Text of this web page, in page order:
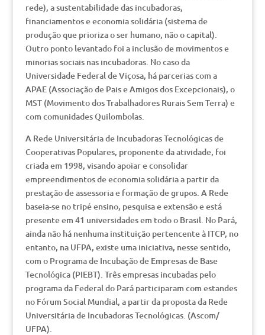
rede), a sustentabilidade das incubadoras,
financiamentos e economia solidária (sistema de
produção que prioriza o ser humano, não o capital).
Outro ponto levantado foi a inclusão de movimentos e
minorias sociais nas incubadoras. No caso da
Universidade Federal de Viçosa, há parcerias com a
APAE (Associação de Pais e Amigos dos Excepcionais), o
MST (Movimento dos Trabalhadores Rurais Sem Terra) e
com comunidades Quilombolas.
A Rede Universitária de Incubadoras Tecnológicas de
Cooperativas Populares, proponente da atividade, foi
criada em 1998, visando apoiar e consolidar
empreendimentos de economia solidária a partir da
prestação de assessoria e formação de grupos. A Rede
baseia-se no tripé ensino, pesquisa e extensão e está
presente em 41 universidades em todo o Brasil. No Pará,
ainda não há nenhuma instituição pertencente à ITCP, no
entanto, na UFPA, existe uma iniciativa, nesse sentido,
com o Programa de Incubação de Empresas de Base
Tecnológica (PIEBT). Três empresas incubadas pelo
programa da Federal do Pará participaram com estandes
no Fórum Social Mundial, a partir da proposta da Rede
Universitária de Incubadoras Tecnológicas. (Ascom/
UFPA).